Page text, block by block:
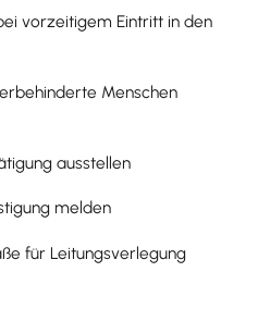
vorzeitigem Eintritt in den
Menschen
ausstellen
melden
für Leitungsverlegung